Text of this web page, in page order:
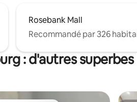
Rosebank Mall
Recommandé par 326
: d'autres